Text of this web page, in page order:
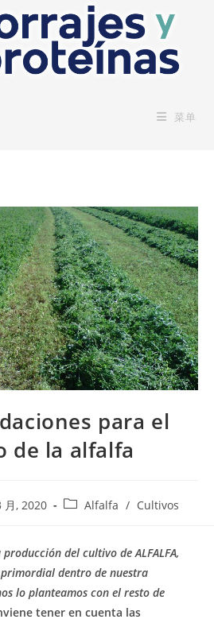
菜单
para el
de la alfalfa
月, 2020
Post Alfalfa / Cultivos
del cultivo de ALFALFA,
dentro de nuestra
lo planteamos con el resto de
tener en cuenta las